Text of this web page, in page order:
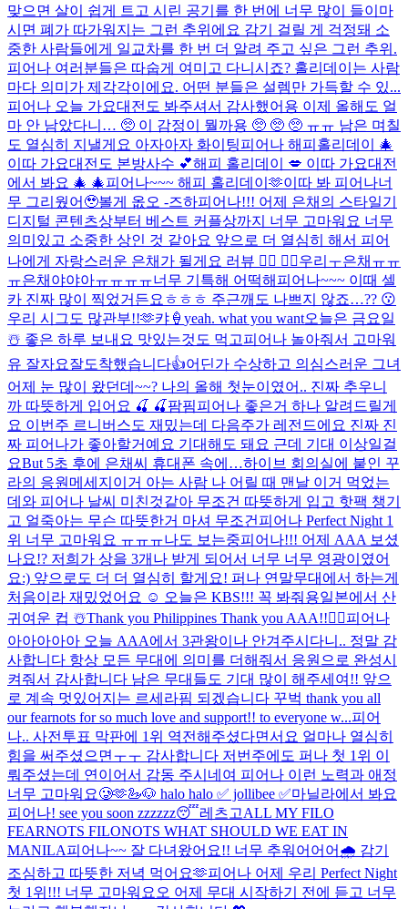
맞으면 살이 쉽게 트고 시린 공기를 한 번에 너무 많이 들이마
시면 폐가 따가워지는 그런 추위에요 감기 걸릴 게 걱정돼 소
중한 사람들에게 일교차를 한 번 더 알려 주고 싶은 그런 추위.
피어나 여러분들은 따숩게 여미고 다니시죠? 홀리데이는 사람
마다 의미가 제각각이에요. 어떤 분들은 설렘만 가득할 수 있...
피어나 오늘 가요대전도 봐주셔서 감사했어용 이제 올해도 얼
마 안 남았다니… 🥺 이 감정이 뭘까용 🥺 🥺 🥺 ㅠㅠ 남은 며칠
도 열심히 지낼게요 아자아자 화이팅피어나 해피홀리데이 🎄
이따 가요대전도 본방사수 💕해피 홀리데이 💋 이따 가요대전
에서 봐요 🎄 🎄피어나~~~ 해피 홀리데이🫶이따 봐 피어나너
무 그리웠어🥹볼게 옶오 -즈하피어나!!! 어제 은채의 스타일기
디지털 콘텐츠상부터 베스트 커플상까지 너무 고마워요 너무
의미있고 소중한 상인 것 같아요 앞으로 더 열심히 해서 피어
나에게 자랑스러운 은채가 될게요 러뷰 ❤️‍🔥 ❤️‍🔥우리ㅜ은채ㅠㅠ
ㅠ은채야야아ㅠㅠㅠㅠ너무 기특해 어떡해 피어나~~~ 이때 셀
카 진짜 많이 찍었거든요ㅎㅎㅎ 주근깨도 나쁘지 않죠…?? 😗
우리 시그도 많관부!!🫶캬🍦 yeah. what you want오늘은 금요일
☃️ 좋은 하루 보내요 맛있는것도 먹고피어나 놀아줘서 고마워
유 잘자요잘도착했습니다👍어딘가 수상하고 의심스러운 그녀
어제 눈 많이 왔던데~~? 나의 올해 첫눈이였어.. 진짜 추우니
까 따뜻하게 입어요 🍒 🍒 팜핌피어나 좋은거 하나 알려드릴게
요 이번주 르니버스도 재밌는데 다음주가 레전드에요 진짜 진
짜 피어나가 좋아할거예요 기대해도 돼요 근데 기대 이상일걸
요But 5초 후에 은채씨 휴대폰 속에…하이브 회의실에 붙인 꾸
라의 응원메세지 이거 아는 사람 나 어릴 때 맨날 이거 먹었는
데 와 피어나 날씨 미친것같아 무조건 따뜻하게 입고 핫팩 챙기
고 얼죽아는 무슨 따뜻한거 마셔 무조건 피어나 Perfect Night 1
위 너무 고마워요 ㅠㅠㅠ나도 보는중피어나!!! 어제 AAA 보셨
나요!? 저희가 상을 3개나 받게 되어서 너무 너무 영광이였어
요:) 앞으로도 더 더 열심히 할게요! 퍼나 연말무대에서 하는게
처음이라 재밌었어요 ☺️ 오늘은 KBS!!! 꼭 봐줘용일본에서 산
귀여운 컵 ☃️Thank you Philippines Thank you AAA!!❤️‍🔥피어나
아아아아아 오늘 AAA에서 3관왕이나 안겨주시다니.. 정말 감
사합니다 항상 모든 무대에 의미를 더해줘서 응원으로 완성시
켜줘서 감사합니다 남은 무대들도 기대 많이 해주세여!! 앞으
로 계속 멋있어지는 르세라핌 되겠습니다 꾸벅 thank you all
our fearnots for so much love and support!! to everyone w...피어
나.. 사전투표 막판에 1위 역전해주셨다면서요 얼마나 열심히
힘을 써주셨으면ㅜㅜ 감사합니다 저번주에도 퍼나 첫 1위 이
뤄주셨는데 연이어서 감동 주시네여 피어나 이런 노력과 애정
너무 고마워요🥲🫶🦢🐶 halo halo ✅ jollibee ✅마닐라에서 봐요
피어나! see you soon zzzzzz😴레츠고ALL MY FILO
FEARNOTS FILONOTS WHAT SHOULD WE EAT IN
MANILA피어나~~ 잘 다녀왔어요!! 너무 추워어어어🌧️ 감기
조심하고 따뜻한 저녁 먹어요🫶피어나 어제 우리 Perfect Night
첫 1위!!! 너무 고마워요오 어제 무대 시작하기 전에 듣고 너무